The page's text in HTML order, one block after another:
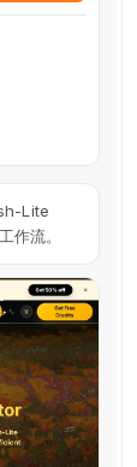
Lite
作流。